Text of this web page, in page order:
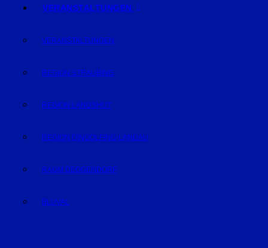
VERANSTALTUNGEN
VERANSTALTUNGEN
REGION STRAUBING
REGION LANDSHUT
REGION DINGOLFING-LANDAU
RAUM DEGGENDORF
BLUVAL